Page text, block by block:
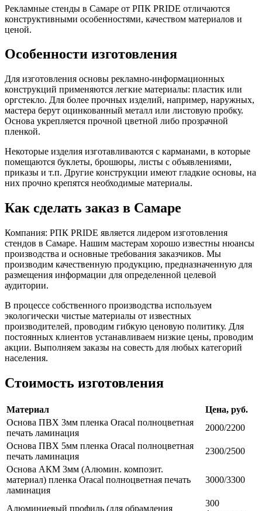
Рекламные стенды в Самаре от РПК PRIDE отличаются
конструктивными особенностями, качеством материалов и
ценой.
Особенности изготовления
Для изготовления основы рекламно-информационных
конструкций применяются легкие материалы: пластик или
оргстекло. Для более прочных изделий, например, наружных,
мастера берут оцинкованный металл или листовую пробку.
Основа укрепляется прочной цветной либо прозрачной
пленкой.
Некоторые изделия изготавливаются с карманами, в которые
помещаются буклеты, брошюры, листы с объявлениями,
приказы и т.п. Другие конструкции имеют гладкие основы, на
них прочно крепятся необходимые материалы.
Как сделать заказ в Самаре
Компания: РПК PRIDE является лидером изготовления
стендов в Самаре. Нашим мастерам хорошо известны нюансы
производства и основные требования заказчиков. Мы
производим качественную продукцию, предназначенную для
размещения информации для определенной целевой
аудитории.
В процессе собственного производства используем
экологически чистые материалы от известных
производителей, проводим гибкую ценовую политику. Для
постоянных клиентов устанавливаем низкие цены, проводим
акции. Выполняем заказы на совесть для любых категорий
населения.
Стоимость изготовления
Материал
Цена, руб.
Основа ПВХ 3мм пленка Oracal полноцветная
печать ламинация
2000/2200
Основа ПВХ 5мм пленка Oracal полноцветная
печать ламинация
2300/2500
Основа АКМ 3мм (Алюмин. композит.
материал) пленка Oracal полноцветная печать
ламинация
3000/3300
Алюминиевый профиль (для обрамления
300